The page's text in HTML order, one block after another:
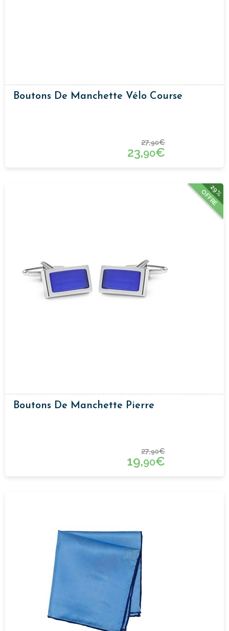
Boutons De Manchette Vélo Course
27,90€
23,90€
29%
OFFRE
Boutons De Manchette Pierre
27,90€
19,90€